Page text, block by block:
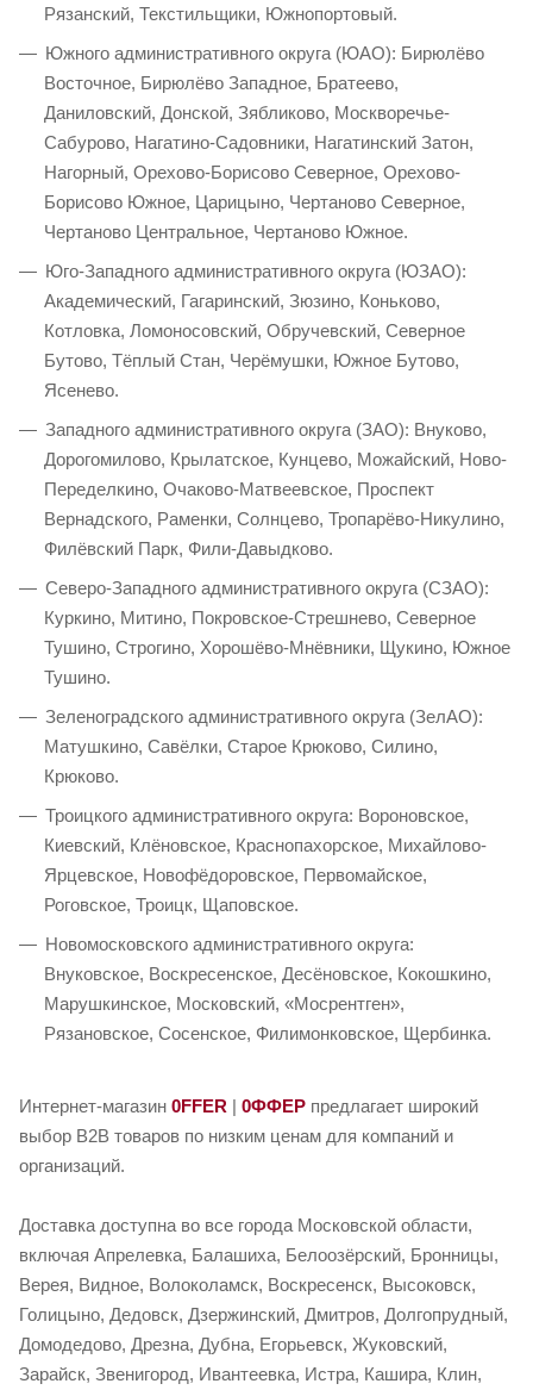
Рязанский, Текстильщики, Южнопортовый.
Южного административного округа (ЮАО): Бирюлёво
Восточное, Бирюлёво Западное, Братеево,
Даниловский, Донской, Зябликово, Москворечье-
Сабурово, Нагатино-Садовники, Нагатинский Затон,
Нагорный, Орехово-Борисово Северное, Орехово-
Борисово Южное, Царицыно, Чертаново Северное,
Чертаново Центральное, Чертаново Южное.
Юго-Западного административного округа (ЮЗАО):
Академический, Гагаринский, Зюзино, Коньково,
Котловка, Ломоносовский, Обручевский, Северное
Бутово, Тёплый Стан, Черёмушки, Южное Бутово,
Ясенево.
Западного административного округа (ЗАО): Внуково,
Дорогомилово, Крылатское, Кунцево, Можайский, Ново-
Переделкино, Очаково-Матвеевское, Проспект
Вернадского, Раменки, Солнцево, Тропарёво-Никулино,
Филёвский Парк, Фили-Давыдково.
Северо-Западного административного округа (СЗАО):
Куркино, Митино, Покровское-Стрешнево, Северное
Тушино, Строгино, Хорошёво-Мнёвники, Щукино, Южное
Тушино.
Зеленоградского административного округа (ЗелАО):
Матушкино, Савёлки, Старое Крюково, Силино,
Крюково.
Троицкого административного округа: Вороновское,
Киевский, Клёновское, Краснопахорское, Михайлово-
Ярцевское, Новофёдоровское, Первомайское,
Роговское, Троицк, Щаповское.
Новомосковского административного округа:
Внуковское, Воскресенское, Десёновское, Кокошкино,
Марушкинское, Московский, «Мосрентген»,
Рязановское, Сосенское, Филимонковское, Щербинка.
Интернет-магазин 0FFER | 0ФФЕР предлагает широкий
выбор B2B товаров по низким ценам для компаний и
организаций.
Доставка доступна во все города Московской области,
включая Апрелевка, Балашиха, Белоозёрский, Бронницы,
Верея, Видное, Волоколамск, Воскресенск, Высоковск,
Голицыно, Дедовск, Дзержинский, Дмитров, Долгопрудный,
Домодедово, Дрезна, Дубна, Егорьевск, Жуковский,
Зарайск, Звенигород, Ивантеевка, Истра, Кашира, Клин,